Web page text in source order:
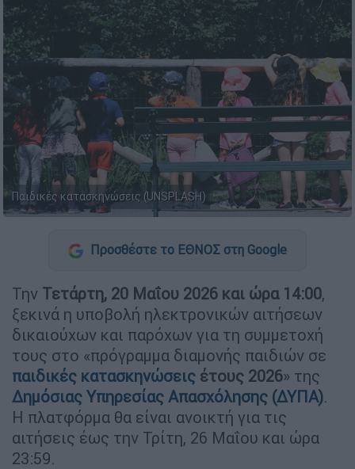
Παιδικές κατασκηνώσεις (UNSPLASH)
Προσθέστε το ΕΘΝΟΣ στη Google
Την Τετάρτη, 20 Μαΐου 2026 και ώρα 14:00,
ξεκινά η υποβολή ηλεκτρονικών αιτήσεων
δικαιούχων και παρόχων για τη συμμετοχή
τους στο «πρόγραμμα διαμονής παιδιών σε
παιδικές κατασκηνώσεις έτους 2026» της
Δημόσιας Υπηρεσίας Απασχόλησης (ΔΥΠΑ).
Η πλατφόρμα θα είναι ανοικτή για τις
αιτήσεις έως την Τρίτη, 26 Μαΐου και ώρα
23:59.